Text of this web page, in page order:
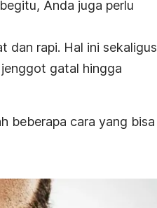
Anda juga perlu
dan rapi. Hal ini sekaligus
gatal hingga
beberapa cara yang bisa